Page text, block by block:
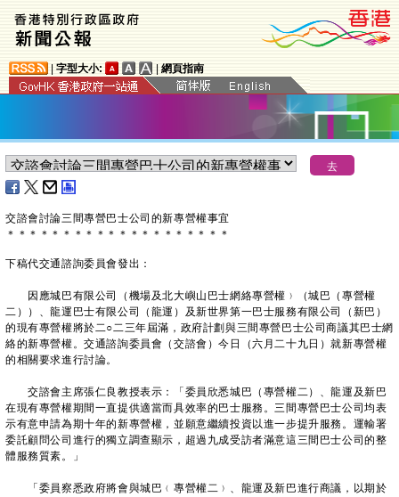
字型大小: 網頁指南
交諮會討論三間專營巴士公司的新專營權事宜
＊ ＊ ＊ ＊ ＊ ＊ ＊ ＊ ＊ ＊ ＊ ＊ ＊ ＊ ＊ ＊ ＊ ＊ ＊ ＊
下稿代交通諮詢委員會發出：
因應城巴有限公司（機場及北大嶼山巴士網絡專營權﹚（城巴（專營權
二））、龍運巴士有限公司（龍運）及新世界第一巴士服務有限公司（新巴）
的現有專營權將於二○二三年屆滿，政府計劃與三間專營巴士公司商議其巴士網
絡的新專營權。交通諮詢委員會（交諮會）今日（六月二十九日）就新專營權
的相關要求進行討論。
交諮會主席張仁良教授表示：「委員欣悉城巴（專營權二）、龍運及新巴
在現有專營權期間一直提供適當而具效率的巴士服務。三間專營巴士公司均表
示有意申請為期十年的新專營權，並願意繼續投資以進一步提升服務。運輸署
委託顧問公司進行的獨立調查顯示，超過九成受訪者滿意這三間巴士公司的整
體服務質素。」
「委員察悉政府將會與城巴﹙專營權二﹚、龍運及新巴進行商議，以期於